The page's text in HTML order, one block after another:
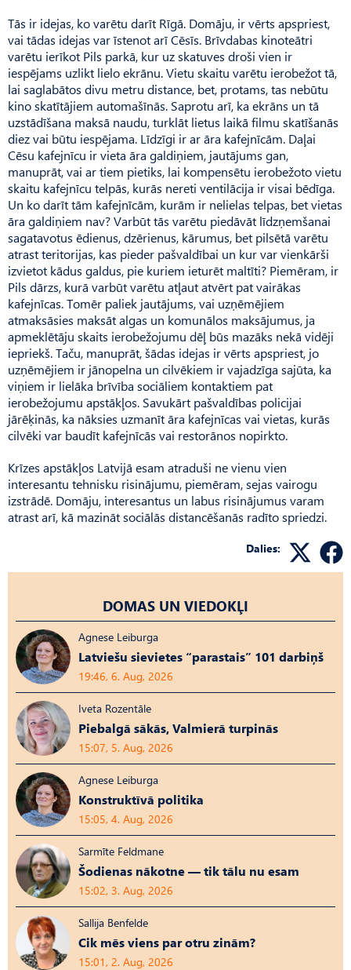
Tās ir idejas, ko varētu darīt Rīgā. Domāju, ir vērts apspriest,
vai tādas idejas var īstenot arī Cēsīs. Brīvdabas kinoteātri
varētu ierīkot Pils parkā, kur uz skatuves droši vien ir
iespējams uzlikt lielo ekrānu. Vietu skaitu varētu ierobežot tā,
lai saglabātos divu metru distance, bet, protams, tas nebūtu
kino skatītājiem automašīnās. Saprotu arī, ka ekrāns un tā
uzstādīšana maksā naudu, turklāt lietus laikā filmu skatīšanās
diez vai būtu iespējama. Līdzīgi ir ar āra kafejnīcām. Daļai
Cēsu kafejnīcu ir vieta āra galdiņiem, jautājums gan,
manuprāt, vai ar tiem pietiks, lai kompensētu ierobežoto vietu
skaitu kafejnīcu telpās, kurās nereti ventilācija ir visai bēdīga.
Un ko darīt tām kafejnīcām, kurām ir nelielas telpas, bet vietas
āra galdiņiem nav? Varbūt tās varētu piedāvāt līdzņemšanai
sagatavotus ēdienus, dzērienus, kārumus, bet pilsētā varētu
atrast teritorijas, kas pieder pašvaldībai un kur var vienkārši
izvietot kādus galdus, pie kuriem ieturēt maltīti? Piemēram, ir
Pils dārzs, kurā varbūt varētu atļaut atvērt pat vairākas
kafejnīcas. Tomēr paliek jautājums, vai uzņēmējiem
atmaksāsies maksāt algas un komunālos maksājumus, ja
apmeklētāju skaits ierobežojumu dēļ būs mazāks nekā vidēji
iepriekš. Taču, manuprāt, šādas idejas ir vērts apspriest, jo
uzņēmējiem ir jānopelna un cilvēkiem ir vajadzīga sajūta, ka
viņiem ir lielāka brīvība sociāliem kontaktiem pat
ierobežojumu apstākļos. Savukārt pašvaldības policijai
jārēķinās, ka nāksies uzmanīt āra kafejnīcas vai vietas, kurās
cilvēki var baudīt kafejnīcās vai restorānos nopirkto.
Krīzes apstākļos Latvijā esam atraduši ne vienu vien
interesantu tehnisku risinājumu, piemēram, sejas vairogu
izstrādē. Domāju, interesantus un labus risinājumus varam
atrast arī, kā mazināt soci­ālās distancēšanās radīto sprie­dzi.
Dalies:
DOMAS UN VIEDOKĻI
Agnese Leiburga
Latviešu sievietes “parastais” 101 darbiņš
19:46, 6. Aug, 2026
Iveta Rozentāle
Piebalgā sākās, Valmierā turpinās
15:07, 5. Aug, 2026
Agnese Leiburga
Konstruktīvā politika
15:05, 4. Aug, 2026
Sarmīte Feldmane
Šodienas nākotne — tik tālu nu esam
15:02, 3. Aug, 2026
Sallija Benfelde
Cik mēs viens par otru zinām?
15:01, 2. Aug, 2026